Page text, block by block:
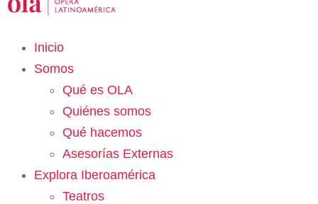
Inicio
Somos
Qué es OLA
Quiénes somos
Qué hacemos
Asesorías Externas
Explora Iberoamérica
Teatros